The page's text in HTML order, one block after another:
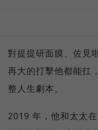
對提提研面膜、佐見
再大的打擊他都能扛
整人生劇本。
2019 年，他和太太